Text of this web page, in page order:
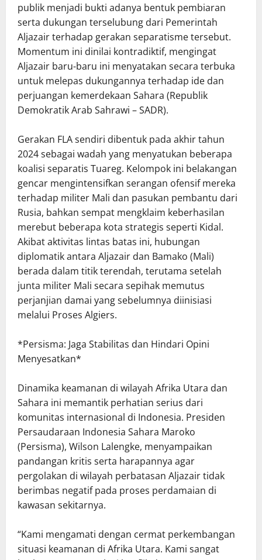
publik menjadi bukti adanya bentuk pembiaran
serta dukungan terselubung dari Pemerintah
Aljazair terhadap gerakan separatisme tersebut.
Momentum ini dinilai kontradiktif, mengingat
Aljazair baru-baru ini menyatakan secara terbuka
untuk melepas dukungannya terhadap ide dan
perjuangan kemerdekaan Sahara (Republik
Demokratik Arab Sahrawi – SADR).
Gerakan FLA sendiri dibentuk pada akhir tahun
2024 sebagai wadah yang menyatukan beberapa
koalisi separatis Tuareg. Kelompok ini belakangan
gencar mengintensifkan serangan ofensif mereka
terhadap militer Mali dan pasukan pembantu dari
Rusia, bahkan sempat mengklaim keberhasilan
merebut beberapa kota strategis seperti Kidal.
Akibat aktivitas lintas batas ini, hubungan
diplomatik antara Aljazair dan Bamako (Mali)
berada dalam titik terendah, terutama setelah
junta militer Mali secara sepihak memutus
perjanjian damai yang sebelumnya diinisiasi
melalui Proses Algiers.
*Persisma: Jaga Stabilitas dan Hindari Opini
Menyesatkan*
Dinamika keamanan di wilayah Afrika Utara dan
Sahara ini memantik perhatian serius dari
komunitas internasional di Indonesia. Presiden
Persaudaraan Indonesia Sahara Maroko
(Persisma), Wilson Lalengke, menyampaikan
pandangan kritis serta harapannya agar
pergolakan di wilayah perbatasan Aljazair tidak
berimbas negatif pada proses perdamaian di
kawasan sekitarnya.
“Kami mengamati dengan cermat perkembangan
situasi keamanan di Afrika Utara. Kami sangat